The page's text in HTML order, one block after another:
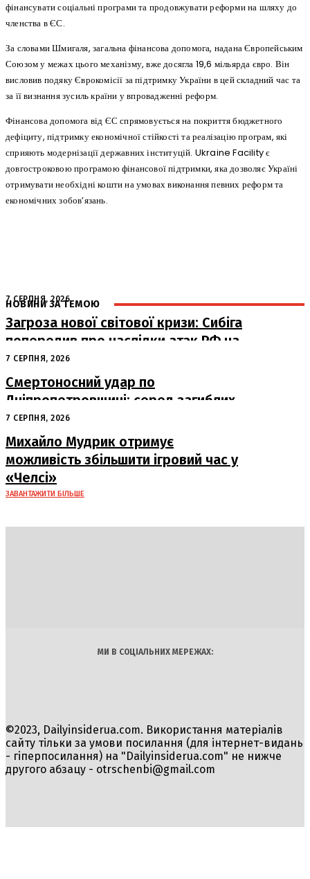
фінансувати соціальні програми та продовжувати реформи на шляху до
членства в ЄС.
За словами Шмигаля, загальна фінансова допомога, надана Європейським
Союзом у межах цього механізму, вже досягла 19,6 мільярда євро. Він
висловив подяку Єврокомісії за підтримку України в цей складний час та
за її визнання зусиль країни у впровадженні реформ.
Фінансова допомога від ЄС спрямовується на покриття бюджетного
дефіциту, підтримку економічної стійкості та реалізацію програм, які
сприяють модернізації державних інституцій. Ukraine Facility є
довгостроковою програмою фінансової підтримки, яка дозволяє Україні
отримувати необхідні кошти на умовах виконання певних реформ та
економічних зобов’язань.
НОВИНИ ЗА ТЕМОЮ
7 СЕРПНЯ, 2026
Загроза нової світової кризи: Сибіга
попередив про наслідки атак РФ на
судна
7 СЕРПНЯ, 2026
Смертоносний удар по
Дніпропетровщині: серед загиблих
– працівники «Укрпошти»
7 СЕРПНЯ, 2026
Михайло Мудрик отримує
можливість збільшити ігровий час у
«Челсі»
ЗАВАНТАЖИТИ БІЛЬШЕ
МИ В СОЦІАЛЬНИХ МЕРЕЖАХ:
©2023, Dailyinsiderua.com. Використання матеріалів
сайту тільки за умови посилання (для інтернет-видань
- гіперпосилання) на "Dailyinsiderua.com" не нижче
другого абзацу - otrschenbi@gmail.com